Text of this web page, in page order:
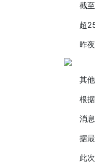
截
超
昨
其
根
消
据
此